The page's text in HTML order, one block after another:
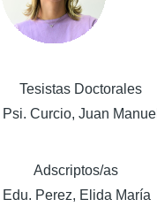
Tesistas Doctorales
Psi. Curcio, Juan Manuel
Adscriptos/as
Edu. Perez, Elida María